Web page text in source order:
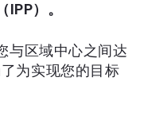
）。
与区域中心之间达
为实现您的目标